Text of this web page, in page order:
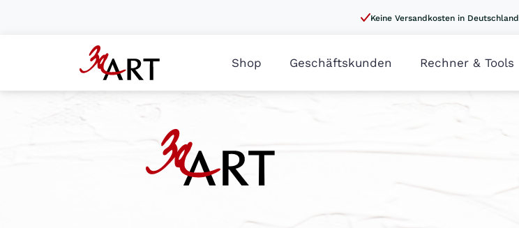
Keine Versandkosten in Deutschland
Shop Geschäftskunden Rechner & Tools